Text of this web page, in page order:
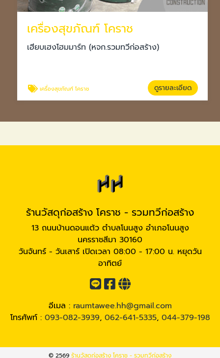
เครื่องสุขภัณฑ์ โคราช
เฮียบเฮงโฮมมาร์ท (หจก.รวมทวีก่อสร้าง)
เครื่องสุขภัณฑ์ โคราช ดูรายละเอียด
ร้านวัสดุก่อสร้าง โคราช - รวมทวีก่อสร้าง
13 ถนนบ้านดอนแต้ว ตำบลโนนสูง อำเภอโนนสูง
นครราชสีมา 30160
วันจันทร์ - วันเสาร์ เปิดเวลา 08:00 - 17:00 น. หยุดวัน
อาทิตย์
อีเมล : raumtawee.hh@gmail.com
โทรศัพท์ : 093-082-3939, 062-641-5335, 044-379-198
© 2569 ร้านวัสดุก่อสร้าง โคราช - รวมทวีก่อสร้าง